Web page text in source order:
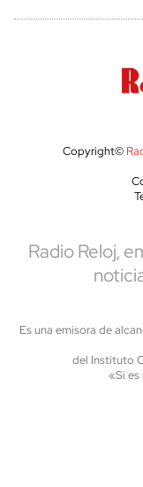
Copyright©
Radio Reloj,
Es una emisora de
del Instituto
«Si es